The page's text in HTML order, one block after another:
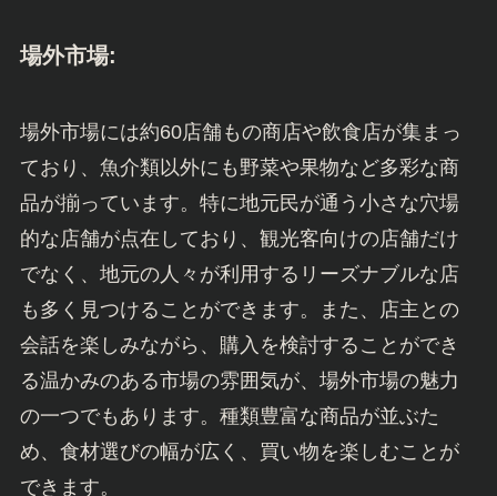
場外市場:
場外市場には約60店舗もの商店や飲食店が集まっ
ており、魚介類以外にも野菜や果物など多彩な商
品が揃っています。特に地元民が通う小さな穴場
的な店舗が点在しており、観光客向けの店舗だけ
でなく、地元の人々が利用するリーズナブルな店
も多く見つけることができます。また、店主との
会話を楽しみながら、購入を検討することができ
る温かみのある市場の雰囲気が、場外市場の魅力
の一つでもあります。種類豊富な商品が並ぶた
め、食材選びの幅が広く、買い物を楽しむことが
できます。